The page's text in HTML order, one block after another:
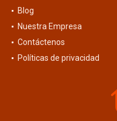
Blog
Nuestra Empresa
Contáctenos
Políticas de privacidad